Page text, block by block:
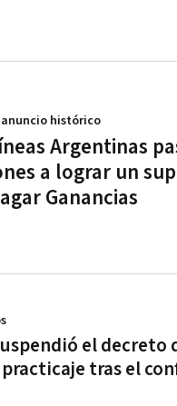
Argentinas
a lograr un
Ganancias
histórico
el decreto
tras el